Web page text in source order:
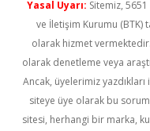
Yasal Uyarı: Sitemiz,
ve İletişim Kurumu (BTK)
olarak hizmet
olarak denetleme veya
Ancak, üyelerimiz
siteye üye olarak bu
sitesi, herhangi bir marka,